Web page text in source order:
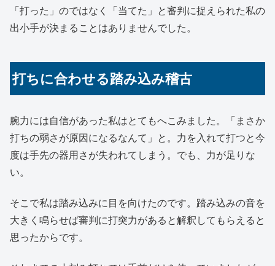
「打った」のではなく「当てた」と審判に捉えられた私の
出小手が決まることはありませんでした。
打ちに合わせる踏み込み稽古
腕力には自信があった私はとてもへこみました。「まさか
打ちの弱さが原因になるなんて」と。力を入れて打つと今
度は手先の器用さが失われてしまう。でも、力が足りな
い。
そこで私は踏み込みに目を向けたのです。踏み込みの音を
大きく鳴らせば審判に打突力があると解釈してもらえると
思ったからです。